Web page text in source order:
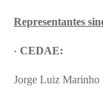
Representantes
• CEDAE:
Jorge Luiz